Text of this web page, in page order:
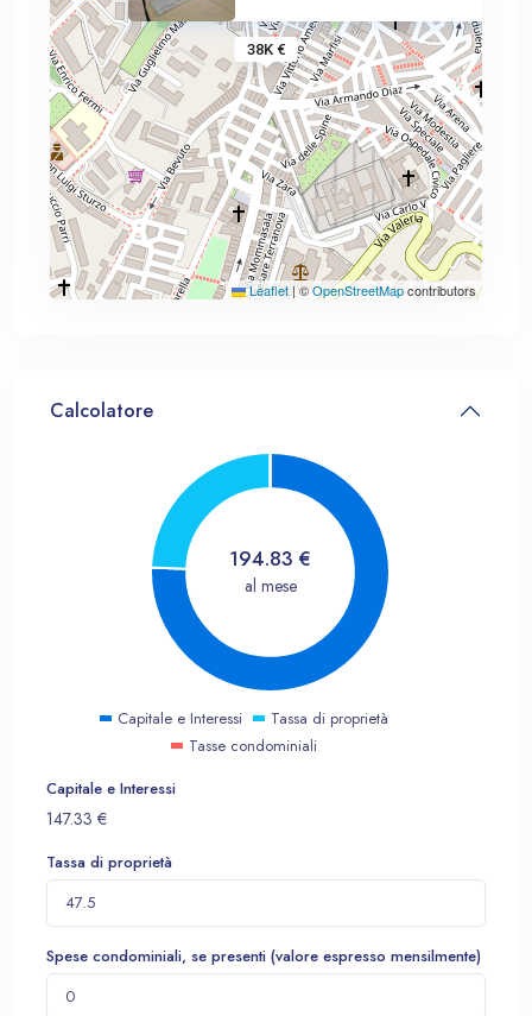
38K €
Leaflet | ©OpenStreetMapcontributors
Calcolatore
194.83 €
al mese
Capitale e Interessi
Tassa di proprietà
Tasse condominiali
Capitale e Interessi
147.33 €
Tassa di proprietà
Spese condominiali, se presenti (valore espresso mensilmente)